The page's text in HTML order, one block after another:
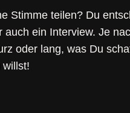
Stimme teilen? Du
auch ein Interview. Je
oder lang, was Du
willst!